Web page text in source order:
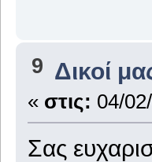
9 Δικοί
« στις: 04/
Σας